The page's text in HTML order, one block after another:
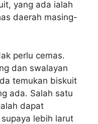
yang ada ialah
daerah masing-
perlu cemas.
dan swalayan
temukan biskuit
ada. Salah satu
dapat
lebih larut